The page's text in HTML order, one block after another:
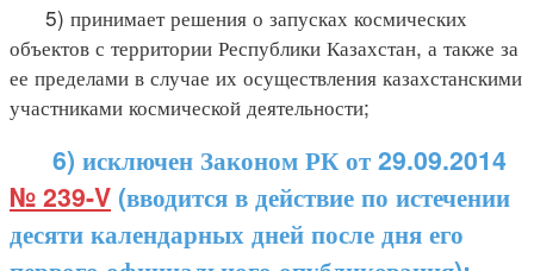
5) принимает решения о запусках космических
объектов с территории Республики Казахстан, а также за
ее пределами в случае их осуществления казахстанскими
участниками космической деятельности;
6) исключен Законом РК от 29.09.2014
№ 239-V (вводится в действие по истечении
десяти календарных дней после дня его